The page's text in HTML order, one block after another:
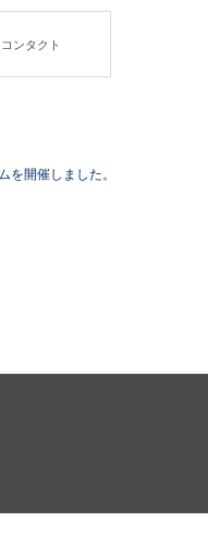
コンタクト
開催しました。